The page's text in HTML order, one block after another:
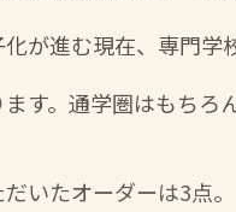
が進む現在、専門学
ます。通学圏はもちろ
いたオーダーは3点。